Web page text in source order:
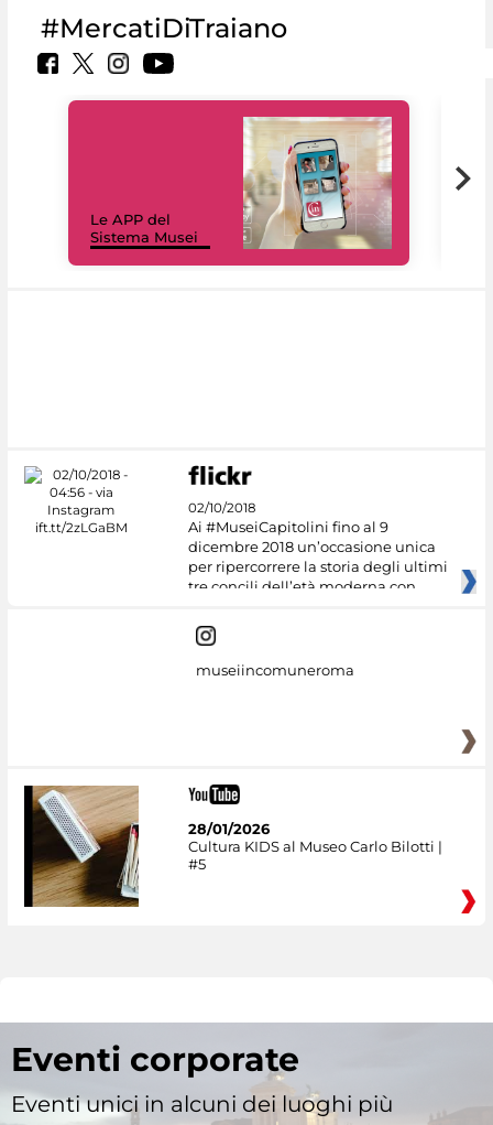
#MercatiDiTraiano
Le APP del
Sistema Musei
02/10/2018
Ai #MuseiCapitolini fino al 9
dicembre 2018 un’occasione unica
per ripercorrere la storia degli ultimi
tre concili dell’età moderna con
museiincomuneroma
28/01/2026
Cultura KIDS al Museo Carlo Bilotti |
#5
Eventi corporate
Eventi unici in alcuni dei luoghi più